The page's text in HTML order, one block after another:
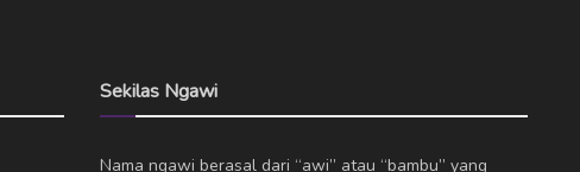
Sekilas Ngawi
Nama ngawi berasal dari “awi” atau “bambu” yang